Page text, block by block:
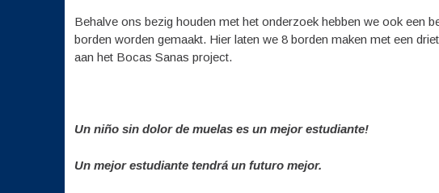
Behalve ons bezig houden met het onderzoek hebben we ook een
borden worden gemaakt. Hier laten we 8 borden maken met een
aan het Bocas Sanas project.
Un niño sin dolor de muelas es un mejor estudiante!
Un mejor estudiante tendrá un futuro mejor.